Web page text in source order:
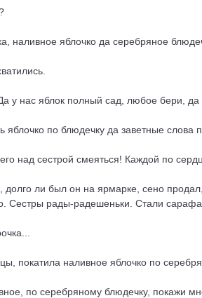
наливное яблочко да серебряное
у нас яблок полный сад, любое бери, да
яблочко по блюдечку да заветные
над сестрой смеяться! Каждой по
ли был он на ярмарке, сено
Сестры рады-радешеньки. Стали
покатила наливное яблочко по
по серебряному блюдечку, покажи